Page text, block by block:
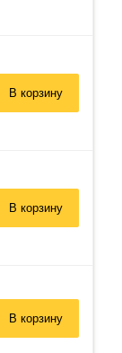
В корзину
В корзину
В корзину